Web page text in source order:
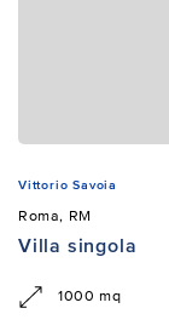
Vittorio Savoia
Roma, RM
Villa singola
1000 mq